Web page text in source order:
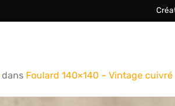
dans Foulard 140×140 – Vintage cuivré